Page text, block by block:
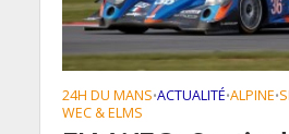
24H DU MANS•ACTUALITÉ•ALPINE•
WEC & ELMS